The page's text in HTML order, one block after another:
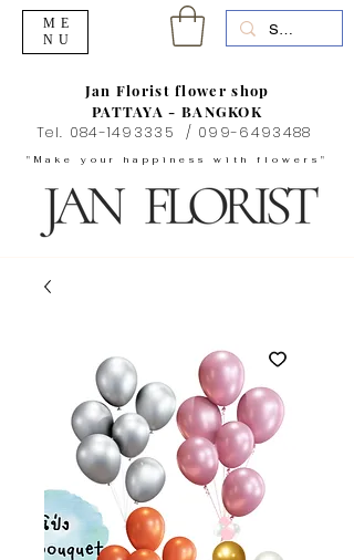
"Make your happiness with flowers"
Jan Florist flower shop
PATTAYA - BANGKOK
Tel. 084-1493335 / 099-6493488
ME
NU